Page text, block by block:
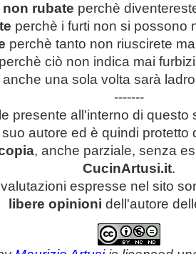
non rubate perchè
perchè i furti non si possono
perchè tanto non riuscirete
perchè ciò non indica mai
anche una sola volta sarà
-------
presente all'interno di questo
autore ed è quindi protetto
, anche parziale, senza
CucinArtusi.it.
espresse nel sito
libere opinioni dell'autore